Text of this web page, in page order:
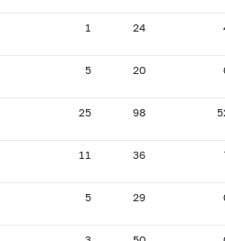
1 24
5 20
25 98
11 36
5 29